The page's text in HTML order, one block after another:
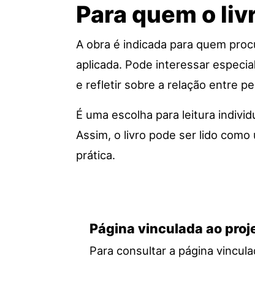
Para quem o
A obra é indicada para quem
aplicada. Pode interessar
e refletir sobre a relação entre
É uma escolha para leitura
Assim, o livro pode ser lido
prática.
Página vinculada ao
Para consultar a página